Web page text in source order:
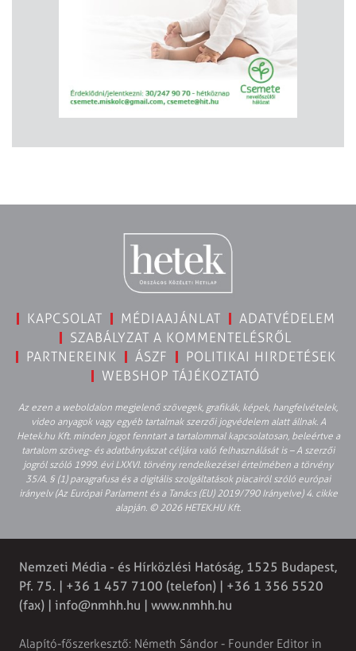
KAPCSOLAT MÉDIAAJÁNLAT
ADATVÉDELEM
SZABÁLYZAT A KOMMENTELÉSRŐL
PARTNEREINK
ÁSZF
POLITIKAI HIRDETÉSEK
WEBSHOP TÁJÉKOZTATÓ
Az ezen a weboldalon megjelenő szövegek, grafikák, képek, hangfelvételek,
video anyagok vagy egyéb tartalmak szerzői jogvédelem alatt állnak. A
Hetek.hu Kft. minden jogot fenntart a tartalommal kapcsolatosan, beleértve a
tartalom szöveg- és adatbányászat céljára való felhasználását is – A szerzői
jogról szóló 1999. évi LXXVI. törvény rendelkezései értelmében a törvény
35/A. § (1) paragrafusa és a digitális szolgáltatások piacairól szóló európai
irányelv (Az Európai Parlament és a Tanács (EU) 2019/790 Irányelve) 4. cikke
alapján. © 2026 HETEK.HU Kft.
Nemzeti Média - és Hírközlési Hatóság, 1525 Budapest,
Pf. 75. | +36 1 457 7100 (telefon) | +36 1 356 5520
(fax) | info@nmhh.hu | www.nmhh.hu
Alapító-főszerkesztő: Németh Sándor - Founder Editor in